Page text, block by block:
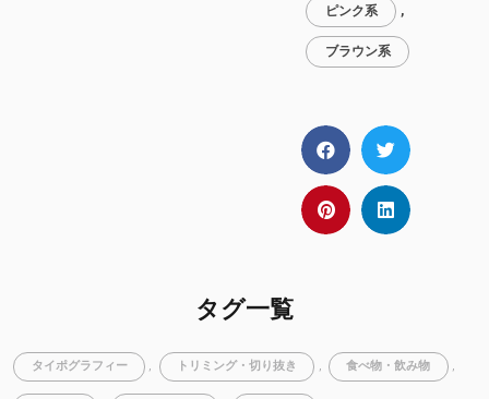
ピンク系 ,
ブラウン系
タグ一覧
タイポグラフィー , トリミング・切り抜き , 食べ物・飲み物 ,